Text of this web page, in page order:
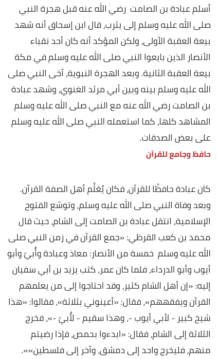
أسلم عبادة بن الصامت رضي الله عنه قبل هجرة النبي
صلى الله عليه وسلم إلى يثرب، قال ابن إسحاق أنه شهد
بيعة العقبة الأولى، ولكن المؤكد أنه كان أحد نقباء
الأنصار الذين بايعوا النبي صلى الله عليه وسلم في مكة
بيعة العقبة الثانية. وبعد الهجرة النبوية، آخى النبي صلى
الله عليه وسلم بينه وبين أبي مرثد الغنوي، وشهد عبادة
بن الصامت رضي الله عنه مع النبي صلى الله عليه وسلم
المشاهد كلها، كما استعمله النبي صلى الله عليه وسلم
على بعض الصدقات.
حافظ وجامع للقرآن
كان عبادة حافظًا للقرآن، فكان يُعَلِّم أهل الصفة القرآن.
وبعد وفاة النبي صلى الله عليه وسلم، وتوسّع الفتوح
الإسلامية، انتقل عبادة بن الصامت إلى الشام، حيث قال
محمد بن كعب القرظي: «جمع القرآن في زمن النبي صلى
الله عليه وسلم خمسة من الأنصار: معاذ وعبادة وأُبيّ وأبو
أيوب وأبو الدرداء، فلما كان عمر، كتب يزيد بن أبي سفيان
إليه: «إن أهل الشام كثير، وقد احتاجوا إلى من يعلمهم
القرآن ويفقههم»، فقال: «أعينوني بثلاثة»، فقالوا: «هذا
شيخ كبير - لأبي أيوب -، وهذا سقيم - لأُبيّ -»، فخرج
الثلاثة إلى الشام، فقال: «ابدءوا بحمص، فإذا رضيتم
منهم، فليخرج واحد إلى دمشق، وآخر إلى فلسطين»».